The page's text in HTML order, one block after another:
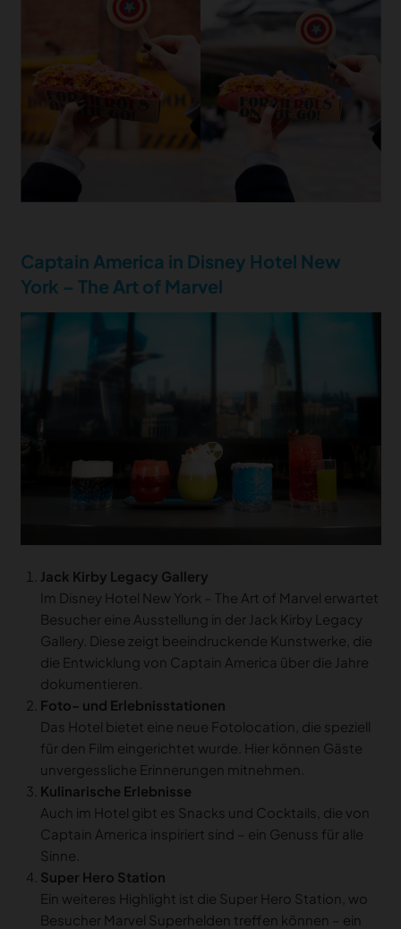
Captain America in Disney Hotel New
York – The Art of Marvel
Jack Kirby Legacy Gallery
Im Disney Hotel New York – The Art of Marvel erwartet
Besucher eine Ausstellung in der Jack Kirby Legacy
Gallery. Diese zeigt beeindruckende Kunstwerke, die
die Entwicklung von Captain America über die Jahre
dokumentieren.
Foto- und Erlebnisstationen
Das Hotel bietet eine neue Fotolocation, die speziell
für den Film eingerichtet wurde. Hier können Gäste
unvergessliche Erinnerungen mitnehmen.
Kulinarische Erlebnisse
Auch im Hotel gibt es Snacks und Cocktails, die von
Captain America inspiriert sind – ein Genuss für alle
Sinne.
Super Hero Station
Ein weiteres Highlight ist die Super Hero Station, wo
Besucher Marvel Superhelden treffen können – ein